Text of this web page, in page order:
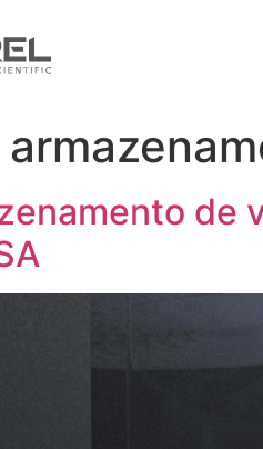
de